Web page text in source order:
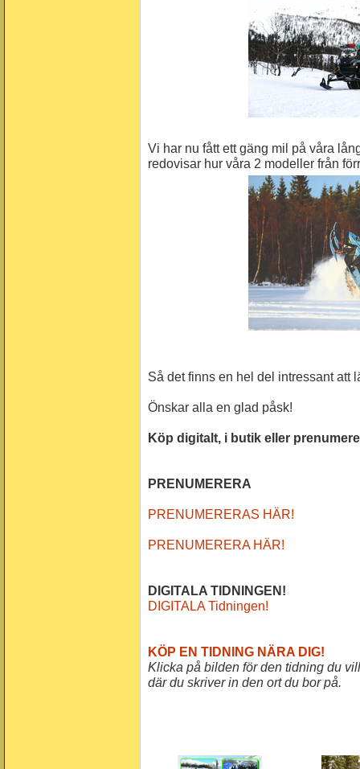
Vi har nu fått ett gäng mil på våra
redovisar hur våra 2 modeller från
Så det finns en hel del intressant att
Önskar alla en glad påsk!
Köp digitalt, i butik eller
PRENUMERERA
PRENUMERERAS HÄR!
PRENUMERERA HÄR!
DIGITALA TIDNINGEN!
DIGITALA Tidningen!
KÖP EN TIDNING NÄRA DIG!
Klicka på bilden för den tidning du
där du skriver in den ort du bor på.